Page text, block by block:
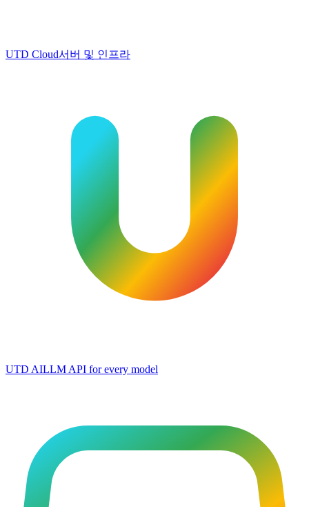
UTD Cloud서버 및 인프라
UTD AILLM API for every model